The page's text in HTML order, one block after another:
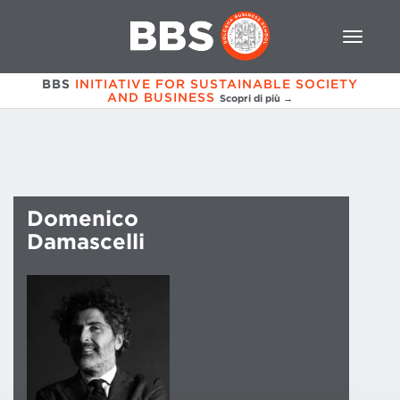
BBS INITIATIVE FOR SUSTAINABLE SOCIETY
AND BUSINESS Scopri di più →
Domenico
Damascelli